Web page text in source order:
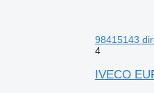
98415143
4
IVECO